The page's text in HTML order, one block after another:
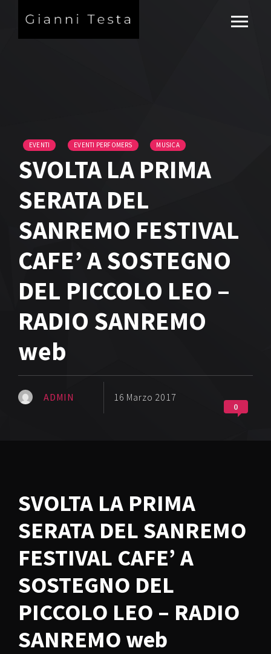
EVENTI EVENTI PERFOMERS MUSICA
SVOLTA LA PRIMA
SERATA DEL
SANREMO FESTIVAL
CAFE’ A SOSTEGNO
DEL PICCOLO LEO –
RADIO SANREMO
web
ADMIN 16 Marzo 2017
0
SVOLTA LA PRIMA
SERATA DEL SANREMO
FESTIVAL CAFE’ A
SOSTEGNO DEL
PICCOLO LEO – RADIO
SANREMO web